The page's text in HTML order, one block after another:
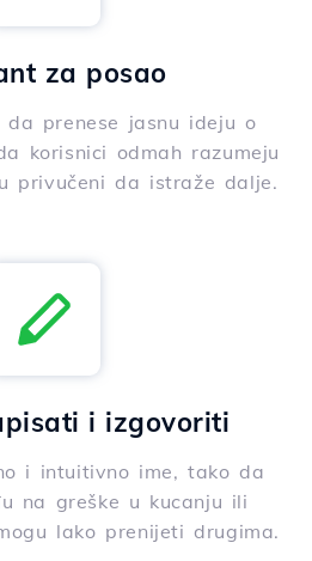
za posao
prenese jasnu ideju o
korisnici odmah razumeju
privučeni da istraže dalje.
i izgovoriti
i intuitivno ime, tako da
na greške u kucanju ili
lako prenijeti drugima.